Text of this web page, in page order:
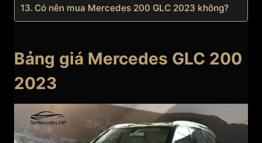
Có nên mua Mercedes 200 GLC 2023 không?
Bảng giá Mercedes GLC 200
2023